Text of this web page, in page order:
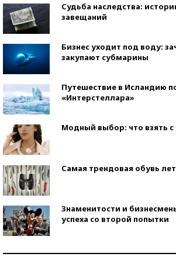
Судьба наследства:
завещаний
Бизнес уходит под воду:
закупают субмарины
Путешествие в Исландию
«Интерстеллара»
Модный выбор: что взять с
Самая трендовая обувь
Знаменитости и
успеха со второй попытки